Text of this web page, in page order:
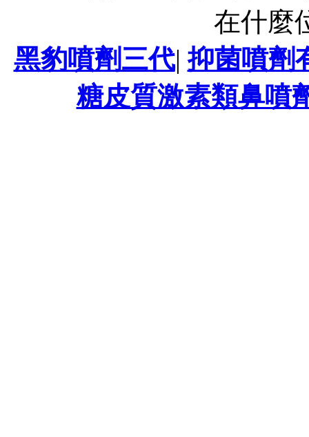
在什麼
黑豹噴劑三代|抑菌噴劑
糖皮質激素類鼻噴